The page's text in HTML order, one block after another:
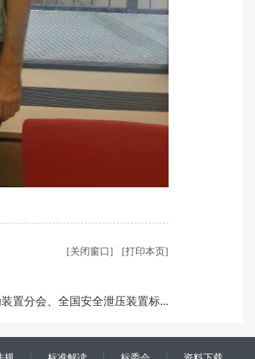
[关闭窗口] [打印本页]
置分会、全国安全泄压装置标...